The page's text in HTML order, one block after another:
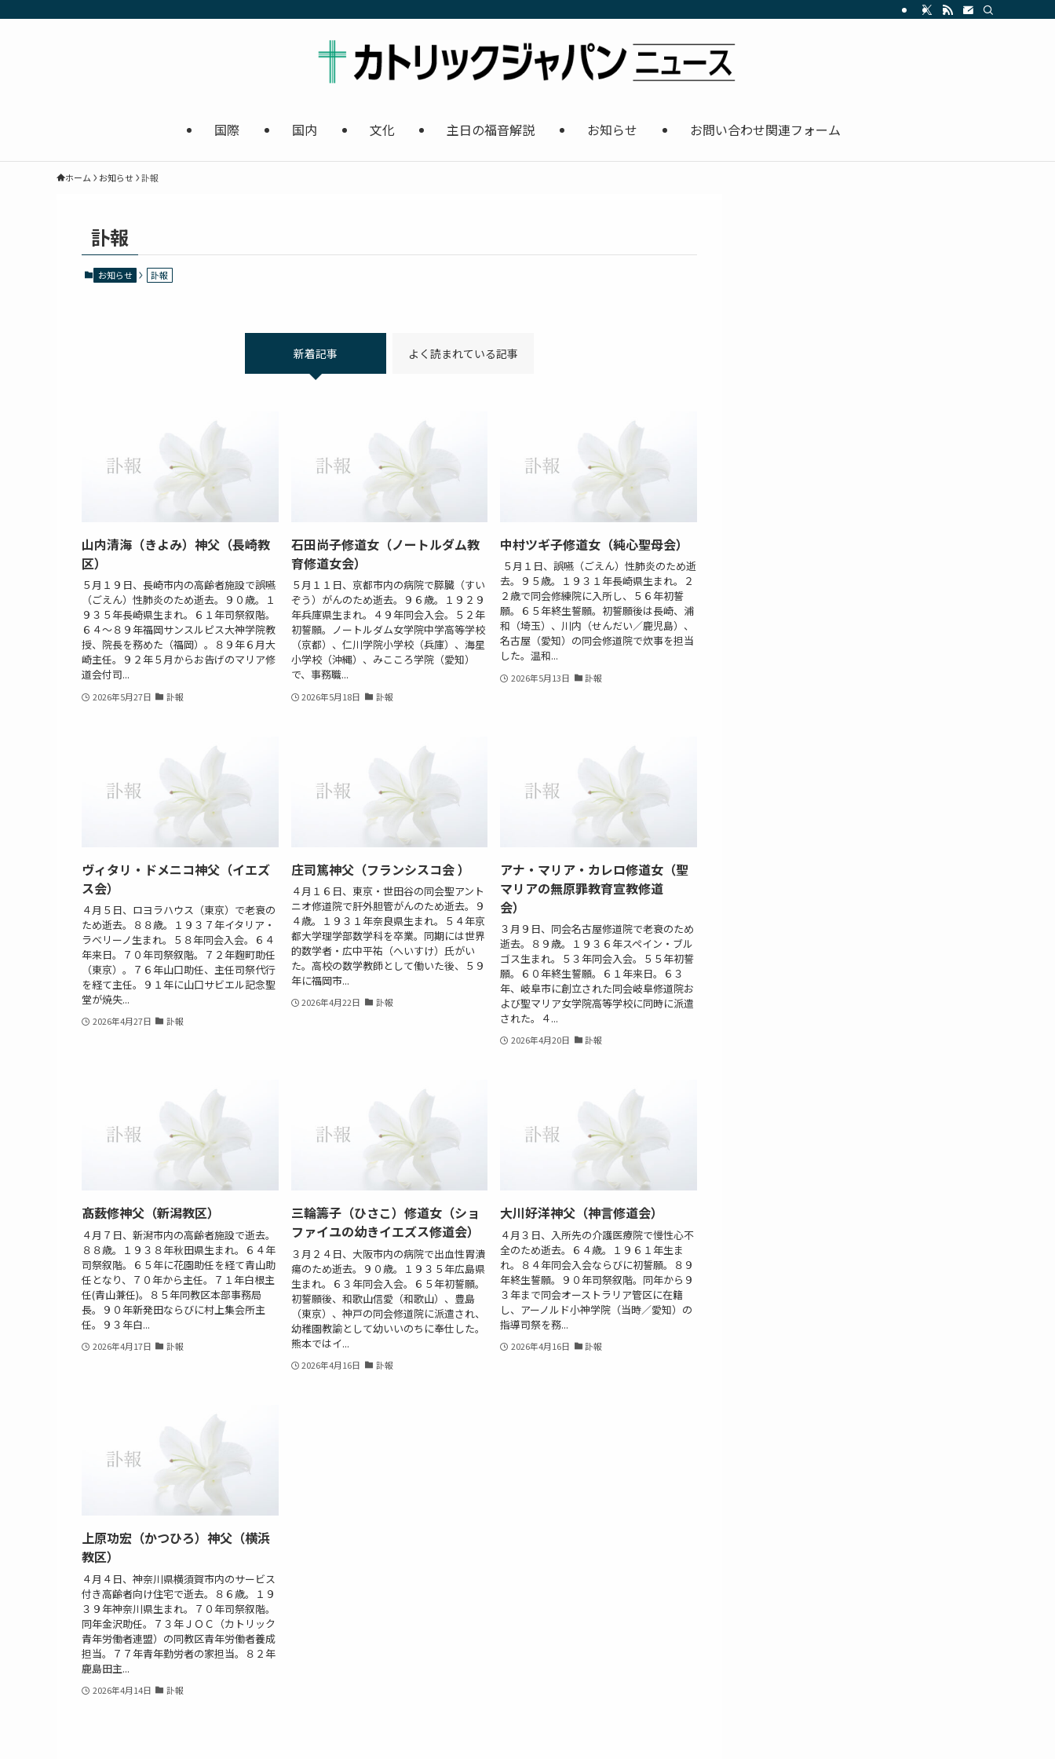
国際 国内 文化 主日の福音解説 お知らせ お問い合わせ関連フォーム
ホーム お知らせ 訃報
訃報
お知らせ 訃報
新着記事 よく読まれている記事
山内清海（きよみ）神父（長崎教
区）
５月１９日、長崎市内の高齢者施設で誤嚥
（ごえん）性肺炎のため逝去。９０歳。１
９３５年長崎県生まれ。６１年司祭叙階。
６４～８９年福岡サンスルピス大神学院教
授、院長を務めた（福岡）。８９年６月大
崎主任。９２年５月からお告げのマリア修
道会付司...
2026年5月27日 訃報
石田尚子修道女（ノートルダム教
育修道女会）
５月１１日、京都市内の病院で膵臓（すい
ぞう）がんのため逝去。９６歳。１９２９
年兵庫県生まれ。４９年同会入会。５２年
初誓願。ノートルダム女学院中学高等学校
（京都）、仁川学院小学校（兵庫）、海星
小学校（沖縄）、みこころ学院（愛知）
で、事務職...
2026年5月18日 訃報
中村ツギ子修道女（純心聖母会）
５月１日、誤嚥（ごえん）性肺炎のため逝
去。９５歳。１９３１年長崎県生まれ。２
２歳で同会修練院に入所し、５６年初誓
願。６５年終生誓願。初誓願後は長崎、浦
和（埼玉）、川内（せんだい／鹿児島）、
名古屋（愛知）の同会修道院で炊事を担当
した。温和...
2026年5月13日 訃報
ヴィタリ・ドメニコ神父（イエズ
ス会）
４月５日、ロヨラハウス（東京）で老衰の
ため逝去。８８歳。１９３７年イタリア・
ラべリーノ生まれ。５８年同会入会。６４
年来日。７０年司祭叙階。７２年麴町助任
（東京）。７６年山口助任、主任司祭代行
を経て主任。９１年に山口サビエル記念聖
堂が焼失...
2026年4月27日 訃報
庄司篤神父（フランシスコ会 ）
４月１６日、東京・世田谷の同会聖アント
ニオ修道院で肝外胆管がんのため逝去。９
４歳。１９３１年奈良県生まれ。５４年京
都大学理学部数学科を卒業。同期には世界
的数学者・広中平祐（へいすけ）氏がい
た。高校の数学教師として働いた後、５９
年に福岡市...
2026年4月22日 訃報
アナ・マリア・カレロ修道女（聖
マリアの無原罪教育宣教修道
会）
３月９日、同会名古屋修道院で老衰のため
逝去。８９歳。１９３６年スペイン・ブル
ゴス生まれ。５３年同会入会。５５年初誓
願。６０年終生誓願。６１年来日。６３
年、岐阜市に創立された同会岐阜修道院お
よび聖マリア女学院高等学校に同時に派遣
された。４...
2026年4月20日 訃報
髙薮修神父（新潟教区）
４月７日、新潟市内の高齢者施設で逝去。
８８歳。１９３８年秋田県生まれ。６４年
司祭叙階。６５年に花園助任を経て青山助
任となり、７０年から主任。７１年白根主
任(青山兼任)。８５年同教区本部事務局
長。９０年新発田ならびに村上集会所主
任。９３年白...
2026年4月17日 訃報
三輪籌子（ひさこ）修道女（ショ
ファイユの幼きイエズス修道会）
３月２４日、大阪市内の病院で出血性胃潰
瘍のため逝去。９０歳。１９３５年広島県
生まれ。６３年同会入会。６５年初誓願。
初誓願後、和歌山信愛（和歌山）、豊島
（東京）、神戸の同会修道院に派遣され、
幼稚園教諭として幼いいのちに奉仕した。
熊本ではイ...
2026年4月16日 訃報
大川好洋神父（神言修道会）
４月３日、入所先の介護医療院で慢性心不
全のため逝去。６４歳。１９６１年生ま
れ。８４年同会入会ならびに初誓願。８９
年終生誓願。９０年司祭叙階。同年から９
３年まで同会オーストラリア管区に在籍
し、アーノルド小神学院（当時／愛知）の
指導司祭を務...
2026年4月16日 訃報
上原功宏（かつひろ）神父（横浜
教区）
４月４日、神奈川県横須賀市内のサービス
付き高齢者向け住宅で逝去。８６歳。１９
３９年神奈川県生まれ。７０年司祭叙階。
同年金沢助任。７３年ＪＯＣ（カトリック
青年労働者連盟）の同教区青年労働者養成
担当。７７年青年勤労者の家担当。８２年
鹿島田主...
2026年4月14日 訃報